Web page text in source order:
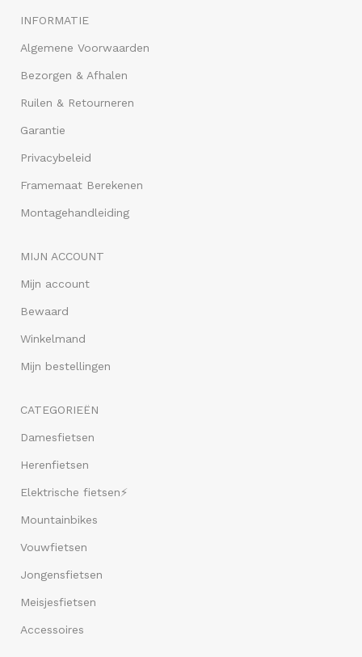
INFORMATIE
Algemene Voorwaarden
Bezorgen & Afhalen
Ruilen & Retourneren
Garantie
Privacybeleid
Framemaat Berekenen
Montagehandleiding
MIJN ACCOUNT
Mijn account
Bewaard
Winkelmand
Mijn bestellingen
CATEGORIEËN
Damesfietsen
Herenfietsen
Elektrische fietsen⚡
Mountainbikes
Vouwfietsen
Jongensfietsen
Meisjesfietsen
Accessoires